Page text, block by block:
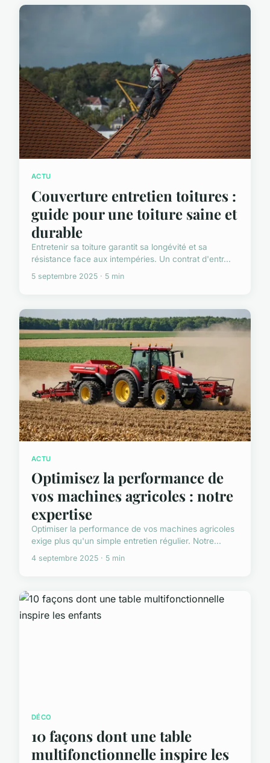
ACTU
Couverture entretien toitures :
guide pour une toiture saine et
durable
Entretenir sa toiture garantit sa longévité et sa
résistance face aux intempéries. Un contrat d'entr...
5 septembre 2025 · 5 min
ACTU
Optimisez la performance de
vos machines agricoles : notre
expertise
Optimiser la performance de vos machines agricoles
exige plus qu'un simple entretien régulier. Notre...
4 septembre 2025 · 5 min
DÉCO
10 façons dont une table
multifonctionnelle inspire les